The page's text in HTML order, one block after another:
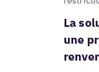
La
une